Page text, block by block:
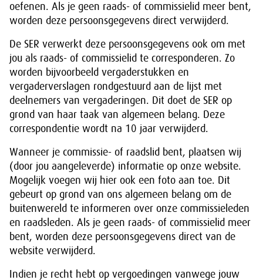
oefenen. Als je geen raads- of commissielid meer bent,
worden deze persoonsgegevens direct verwijderd.
De SER verwerkt deze persoonsgegevens ook om met
jou als raads- of commissielid te corresponderen. Zo
worden bijvoorbeeld vergaderstukken en
vergaderverslagen rondgestuurd aan de lijst met
deelnemers van vergaderingen. Dit doet de SER op
grond van haar taak van algemeen belang. Deze
correspondentie wordt na 10 jaar verwijderd.
Wanneer je commissie- of raadslid bent, plaatsen wij
(door jou aangeleverde) informatie op onze website.
Mogelijk voegen wij hier ook een foto aan toe. Dit
gebeurt op grond van ons algemeen belang om de
buitenwereld te informeren over onze commissieleden
en raadsleden. Als je geen raads- of commissielid meer
bent, worden deze persoonsgegevens direct van de
website verwijderd.
Indien je recht hebt op vergoedingen vanwege jouw